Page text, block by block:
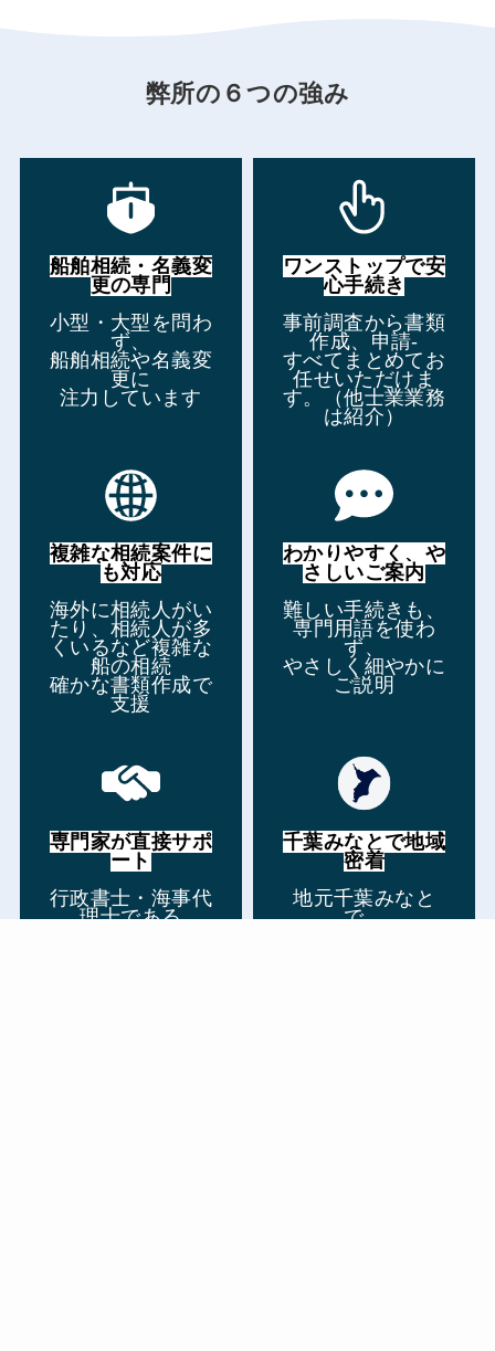
弊所の６つの強み
船舶相続・名義変
更の専門
小型・大型を問わ
ず、
船舶相続や名義変
更に
注力しています
ワンストップで安
心手続き
事前調査から書類
作成、申請-
すべてまとめてお
任せいただけま
す。（他士業業務
は紹介）
複雑な相続案件に
も対応
海外に相続人がい
たり、相続人が多
くいるなど複雑な
船の相続
確かな書類作成で
支援
わかりやすく、や
さしいご案内
難しい手続きも、
専門用語を使わ
ず、
やさしく細やかに
ご説明
専門家が直接サポ
ート
行政書士・海事代
理士である
千葉みなとで地域
密着
地元千葉みなと
で、